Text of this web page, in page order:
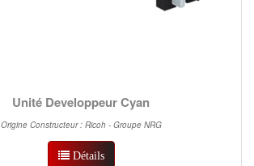
Unité Developpeur Cyan
Origine Constructeur : Ricoh - Groupe NRG
Détails